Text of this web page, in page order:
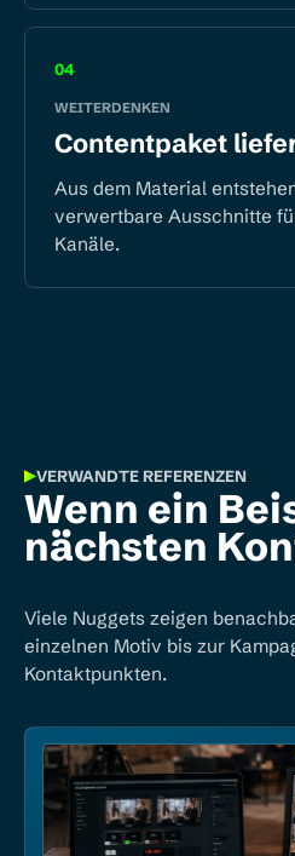
04
WEITERDENKEN
Contentpaket
Aus dem Material
verwertbare Ausschnitte
Kanäle.
VERWANDTE REFERENZEN
Wenn ein
nächsten
Viele Nuggets zeigen
einzelnen Motiv bis zur
Kontaktpunkten.